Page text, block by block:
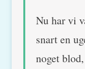
Nu har vi
snart en
noget